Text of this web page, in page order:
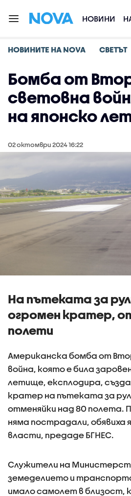
НОВИНИ
НОВИНИТЕ НА NOVA СВЕТЪТ
Бомба от
световна
на японско
02 октомври 2024 16:22
На пътеката за
огромен кратер,
полети
Американска бомба от
война, която е била
летище, експлодира,
кратер на пътеката за
отменяйки над 80 полета.
няма пострадали, обявиха
власти, предаде БГНЕС.
Служители на
земеделието и транспорта
имало самолет в близост,